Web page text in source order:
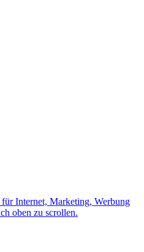
Internet, Marketing, Werbung
oben zu scrollen.